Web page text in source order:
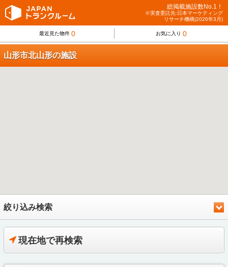
総掲載施設数No.1！
※実査委託先:日本マーケティング
リサーチ機構(2026年3月)
最近見た物件 0 お気に入り 0
山形市北山形の施設
絞り込み検索
現在地で再検索